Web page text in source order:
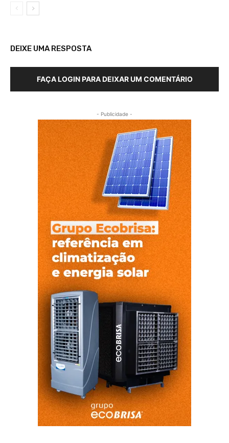
DEIXE UMA RESPOSTA
FAÇA LOGIN PARA DEIXAR UM COMENTÁRIO
- Publicidade -